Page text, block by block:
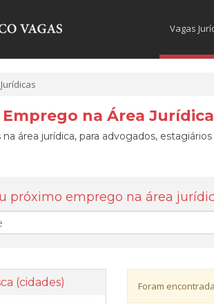
Vagas
Emprego na Área Jurídica
área jurídica, para advogados,
próximo emprego na área
(cidades) Foram